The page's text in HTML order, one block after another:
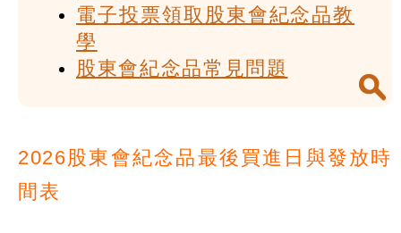
電子投票領取股東會紀念品教
學
股東會紀念品常見問題
2026股東會紀念品最後買進日與發放時
間表